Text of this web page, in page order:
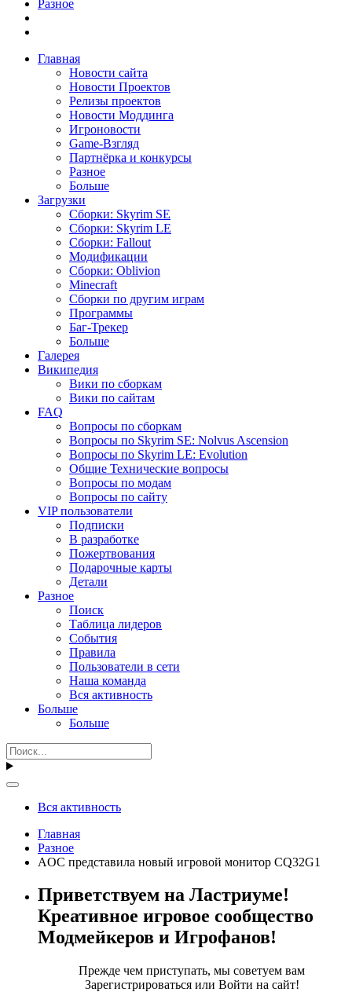
Разное
Главная
Новости сайта
Новости Проектов
Релизы проектов
Новости Моддинга
Игроновости
Game-Взгляд
Партнёрка и конкурсы
Разное
Больше
Загрузки
Сборки: Skyrim SE
Сборки: Skyrim LE
Сборки: Fallout
Модификации
Сборки: Oblivion
Minecraft
Сборки по другим играм
Программы
Баг-Трекер
Больше
Галерея
Википедия
Вики по сборкам
Вики по сайтам
FAQ
Вопросы по сборкам
Вопросы по Skyrim SE: Nolvus Ascension
Вопросы по Skyrim LE: Evolution
Общие Технические вопросы
Вопросы по модам
Вопросы по сайту
VIP пользователи
Подписки
В разработке
Пожертвования
Подарочные карты
Детали
Разное
Поиск
Таблица лидеров
События
Правила
Пользователи в сети
Наша команда
Вся активность
Больше
Больше
Вся активность
Главная
Разное
AOC представила новый игровой монитор CQ32G1
Приветствуем на Ластриуме!
Креативное игровое сообщество
Модмейкеров и Игрофанов!
Прежде чем приступать, мы советуем вам
Зарегистрироваться или Войти на сайт!